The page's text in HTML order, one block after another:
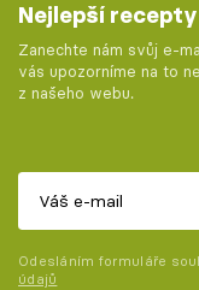
Nejlepší
Zanechte nám svůj e-
vás upozorníme na to
z našeho webu.
Odesláním formuláře
údajů